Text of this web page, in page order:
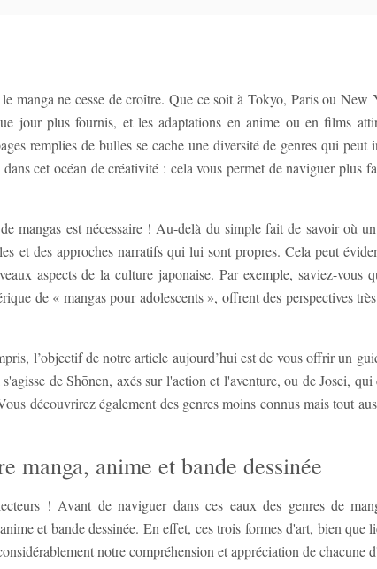
manga ne cesse de croître. Que ce soit à Tokyo, Paris ou New
jour plus fournis, et les adaptations en anime ou en films
remplies de bulles se cache une diversité de genres qui
cet océan de créativité : cela vous permet de naviguer plus
mangas est nécessaire ! Au-delà du simple fait de savoir où
et des approches narratifs qui lui sont propres. Cela peut
aspects de la culture japonaise. Par exemple, saviez-vous
de « mangas pour adolescents », offrent des perspectives
l’objectif de notre article aujourd’hui est de vous offrir un
de Shōnen, axés sur l'action et l'aventure, ou de Josei,
découvrirez également des genres moins connus mais tout
manga, anime et bande dessinée
! Avant de naviguer dans ces eaux des genres de
et bande dessinée. En effet, ces trois formes d'art, bien
notre compréhension et appréciation de chacune